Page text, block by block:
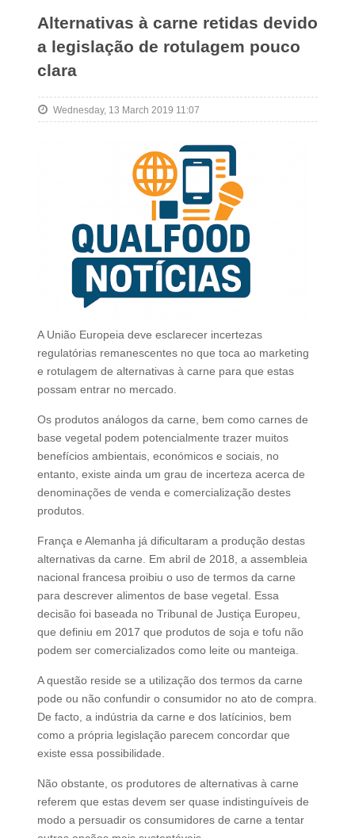
Alternativas à carne retidas devido
a legislação de rotulagem pouco
clara
Wednesday, 13 March 2019 11:07
A União Europeia deve esclarecer incertezas
regulatórias remanescentes no que toca ao marketing
e rotulagem de alternativas à carne para que estas
possam entrar no mercado.
Os produtos análogos da carne, bem como carnes de
base vegetal podem potencialmente trazer muitos
benefícios ambientais, económicos e sociais, no
entanto, existe ainda um grau de incerteza acerca de
denominações de venda e comercialização destes
produtos.
França e Alemanha já dificultaram a produção destas
alternativas da carne. Em abril de 2018, a assembleia
nacional francesa proibiu o uso de termos da carne
para descrever alimentos de base vegetal. Essa
decisão foi baseada no Tribunal de Justiça Europeu,
que definiu em 2017 que produtos de soja e tofu não
podem ser comercializados como leite ou manteiga.
A questão reside se a utilização dos termos da carne
pode ou não confundir o consumidor no ato de compra.
De facto, a indústria da carne e dos latícinios, bem
como a própria legislação parecem concordar que
existe essa possibilidade.
Não obstante, os produtores de alternativas à carne
referem que estas devem ser quase indistinguíveis de
modo a persuadir os consumidores de carne a tentar